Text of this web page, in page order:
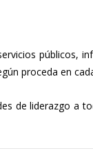
públicos,
proceda en
de liderazgo a